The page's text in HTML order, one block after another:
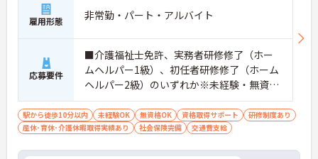
雇用形態 非常勤・パート・アルバイト
応募要件
■介護福祉士免許、実務者研修修了（ホー
ムヘルパー1級）、初任者研修修了（ホーム
ヘルパー2級）のいずれか※未経験・無資格
の方も相談可
駅から徒歩10分以内 未経験OK 無資格OK 資格取得サポート
研修制度あり
産休･育休･介護休暇取得実績あり
社会保険完備 交通費支給